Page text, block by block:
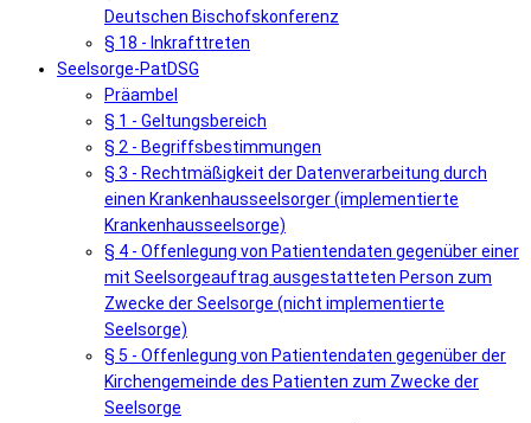
Deutschen Bischofskonferenz
§ 18 - Inkrafttreten
Seelsorge-PatDSG
Präambel
§ 1 - Geltungsbereich
§ 2 - Begriffsbestimmungen
§ 3 - Rechtmäßigkeit der Datenverarbeitung durch
einen Krankenhausseelsorger (implementierte
Krankenhausseelsorge)
§ 4 - Offenlegung von Patientendaten gegenüber einer
mit Seelsorgeauftrag ausgestatteten Person zum
Zwecke der Seelsorge (nicht implementierte
Seelsorge)
§ 5 - Offenlegung von Patientendaten gegenüber der
Kirchengemeinde des Patienten zum Zwecke der
Seelsorge